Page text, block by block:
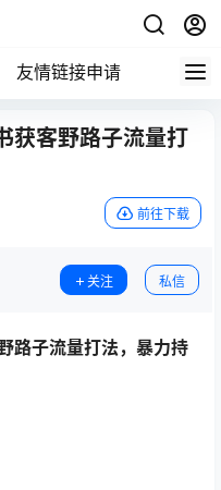
友情链接申请
获客野路子流量打
前往下载
关注 私信
路子流量打法，暴力持